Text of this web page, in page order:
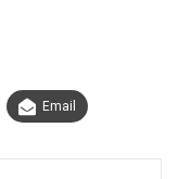
Email